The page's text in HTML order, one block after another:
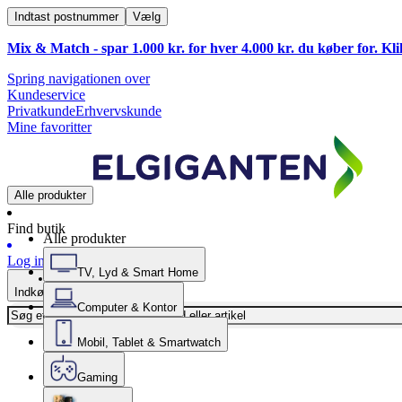
Indtast postnummer Vælg
Mix & Match - spar 1.000 kr. for hver 4.000 kr. du køber for.
Spring navigationen over
Kundeservice
PrivatkundeErhvervskunde
Mine favoritter
Alle produkter
Find butik
Log ind
Indkøbskurv
Alle produkter
TV, Lyd & Smart Home
Computer & Kontor
Mobil, Tablet & Smartwatch
Gaming